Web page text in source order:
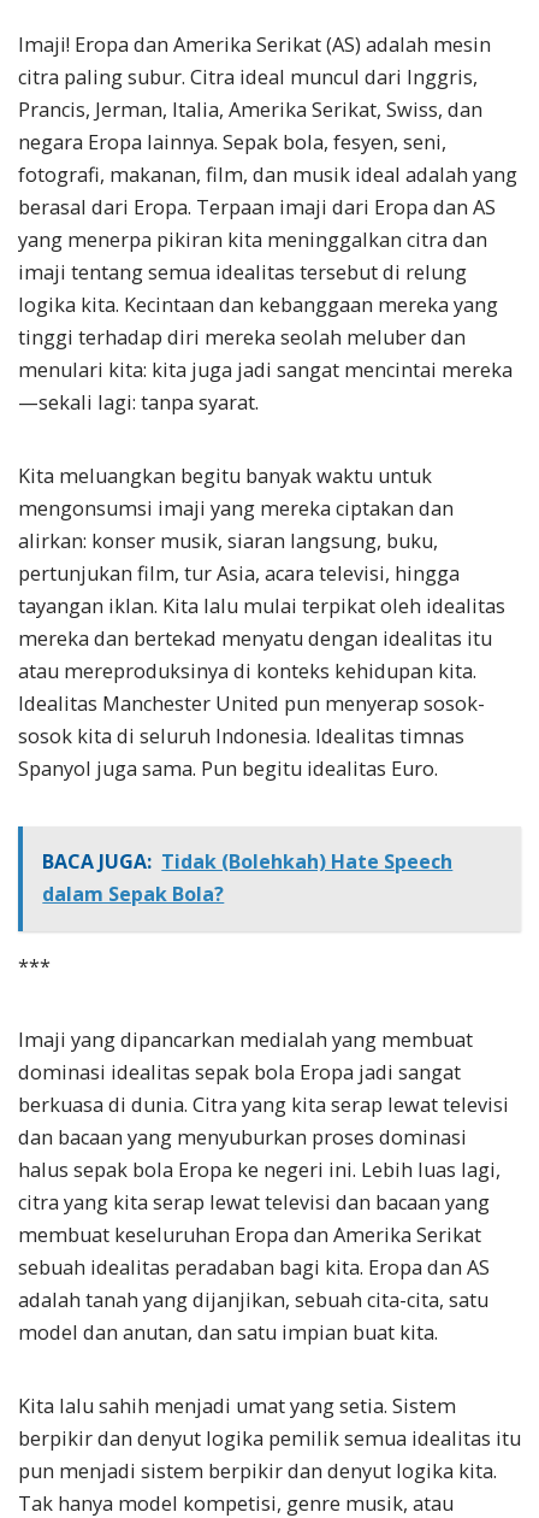
Imaji! Eropa dan Amerika Serikat (AS) adalah mesin
citra paling subur. Citra ideal muncul dari Inggris,
Prancis, Jerman, Italia, Amerika Serikat, Swiss, dan
negara Eropa lainnya. Sepak bola, fesyen, seni,
fotografi, makanan, film, dan musik ideal adalah yang
berasal dari Eropa. Terpaan imaji dari Eropa dan AS
yang menerpa pikiran kita meninggalkan citra dan
imaji tentang semua idealitas tersebut di relung
logika kita. Kecintaan dan kebanggaan mereka yang
tinggi terhadap diri mereka seolah meluber dan
menulari kita: kita juga jadi sangat mencintai mereka
—sekali lagi: tanpa syarat.
Kita meluangkan begitu banyak waktu untuk
mengonsumsi imaji yang mereka ciptakan dan
alirkan: konser musik, siaran langsung, buku,
pertunjukan film, tur Asia, acara televisi, hingga
tayangan iklan. Kita lalu mulai terpikat oleh idealitas
mereka dan bertekad menyatu dengan idealitas itu
atau mereproduksinya di konteks kehidupan kita.
Idealitas Manchester United pun menyerap sosok-
sosok kita di seluruh Indonesia. Idealitas timnas
Spanyol juga sama. Pun begitu idealitas Euro.
BACA JUGA: Tidak (Bolehkah) Hate Speech
dalam Sepak Bola?
***
Imaji yang dipancarkan medialah yang membuat
dominasi idealitas sepak bola Eropa jadi sangat
berkuasa di dunia. Citra yang kita serap lewat televisi
dan bacaan yang menyuburkan proses dominasi
halus sepak bola Eropa ke negeri ini. Lebih luas lagi,
citra yang kita serap lewat televisi dan bacaan yang
membuat keseluruhan Eropa dan Amerika Serikat
sebuah idealitas peradaban bagi kita. Eropa dan AS
adalah tanah yang dijanjikan, sebuah cita-cita, satu
model dan anutan, dan satu impian buat kita.
Kita lalu sahih menjadi umat yang setia. Sistem
berpikir dan denyut logika pemilik semua idealitas itu
pun menjadi sistem berpikir dan denyut logika kita.
Tak hanya model kompetisi, genre musik, atau